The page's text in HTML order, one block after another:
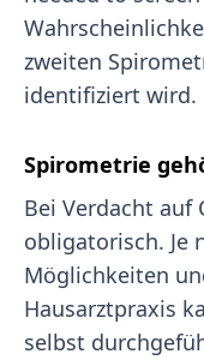
zweiten
identifiziert wird.
Spirometrie
Bei Verdacht auf
obligatorisch. Je
Möglichkeiten
Hausarztpraxis
selbst